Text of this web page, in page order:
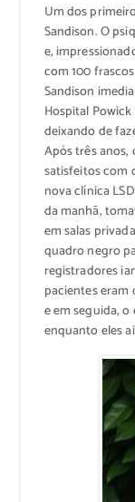
Um dos
Sandison. O
e,
com 100
Sandison
Hospital
deixando de
Após três
satisfeitos com
nova clínica
da manhã,
em salas
quadro negro
registradores
pacientes eram
e em seguida,
enquanto eles